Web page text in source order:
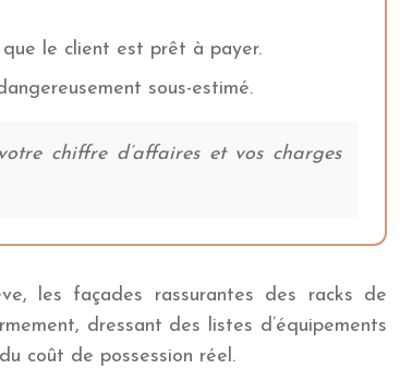
le client est prêt à payer.
sous-estimé.
chiffre d’affaires et vos charges
les façades rassurantes des racks de
dressant des listes d’équipements
coût de possession réel.